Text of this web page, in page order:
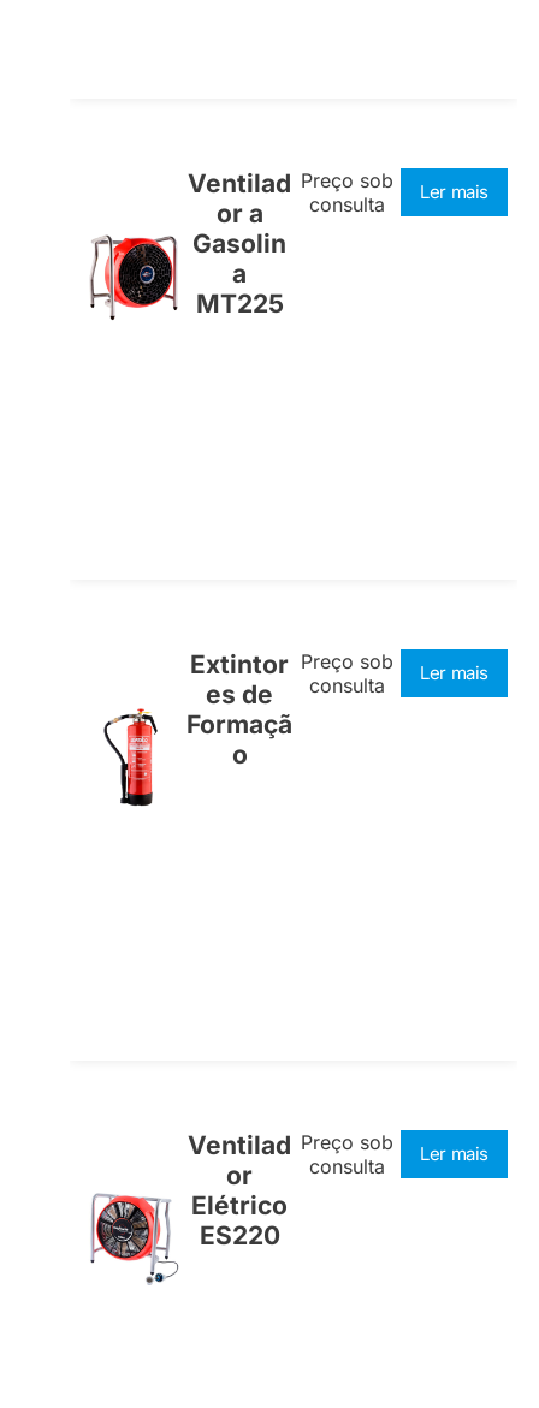
Ventilad
or a
Gasolin
a
MT225
Preço sob
consulta
Ler mais
Extintor
es de
Formaçã
o
Preço sob
consulta
Ler mais
Ventilad
or
Elétrico
ES220
Preço sob
consulta
Ler mais